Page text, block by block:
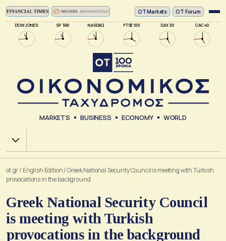
DOW JONES SP 500 NASDAQ FTSE 100 DAX 30 CAC 40
ΟΤ Markets OT Forum
MARKETS BUSINESS ECONOMY WORLD
Χ.Α.
ot.gr/ English Edition/Greek National Security Council is meeting with Turkish
provocations in the background
Greek National Security Council
is meeting with Turkish
provocations in the background